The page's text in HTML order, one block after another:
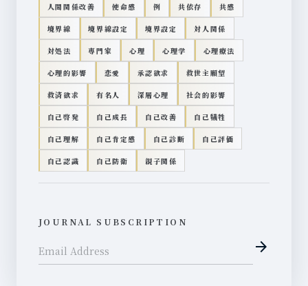
人間関係改善 使命感 例 共依存 共感
境界線 境界線設定 境界設定 対人関係
対処法 専門家 心理 心理学 心理療法
心理的影響 恋愛 承認欲求 救世主願望
救済欲求 有名人 深層心理 社会的影響
自己啓発 自己成長 自己改善 自己犠牲
自己理解 自己肯定感 自己診断 自己評価
自己認識 自己防衛 親子関係
JOURNAL SUBSCRIPTION
arrow_forward